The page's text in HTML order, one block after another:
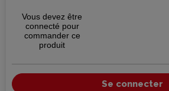
Vous devez être
connecté pour
commander ce
produit
Se connecter